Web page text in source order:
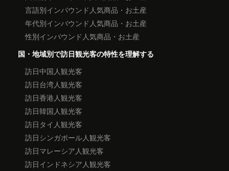
言語別インバウンド人気商品・お土産
年代別インバウンド人気商品・お土産
性別インバウンド人気商品・お土産
国・地域別で訪日観光客の特性を理解する
訪日中国人観光客
訪日台湾人観光客
訪日香港人観光客
訪日韓国人観光客
訪日タイ人観光客
訪日シンガポール人観光客
訪日マレーシア人観光客
訪日インドネシア人観光客